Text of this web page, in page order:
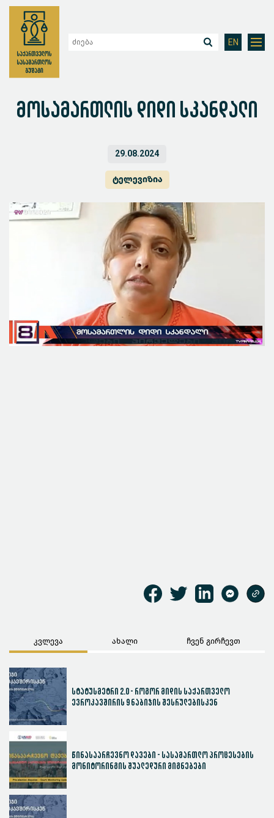
EN
მოსამართლის დიდი სკანდალი
29.08.2024
ტელევიზია
კვლევა ახალი ჩვენ გირჩევთ
სტატუსმეტრი 2.0 - როგორ მიდის საქართველო
ევროკავშირის 9 ნაბიჯის შესრულებისკენ
წინასაარჩევნო დავები - სასამართლო პროცესების
მონიტორინგის შუალედური მიგნებები